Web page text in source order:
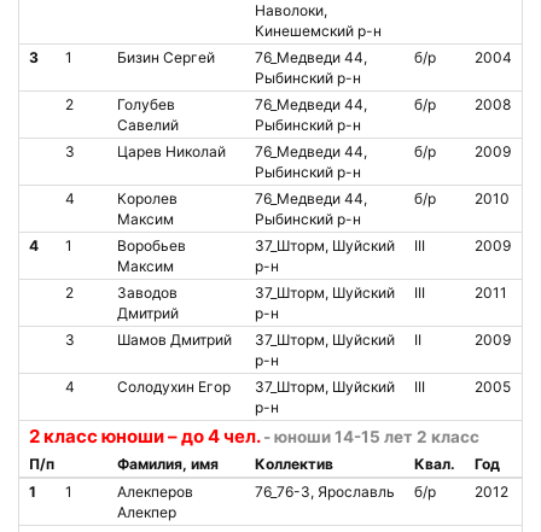
Наволоки,
Кинешемский р-н
3 1 Бизин Сергей
76_Медведи 44,
Рыбинский р-н
б/р 2004
2
Голубев
Савелий
76_Медведи 44,
Рыбинский р-н
б/р 2008
3 Царев Николай
76_Медведи 44,
Рыбинский р-н
б/р 2009
4
Королев
Максим
76_Медведи 44,
Рыбинский р-н
б/р 2010
4 1
Воробьев
Максим
37_Шторм, Шуйский
р-н
III 2009
2
Заводов
Дмитрий
37_Шторм, Шуйский
р-н
III 2011
3 Шамов Дмитрий
37_Шторм, Шуйский
р-н
II 2009
4 Солодухин Егор
37_Шторм, Шуйский
р-н
III 2005
2 класс юноши – до 4 чел. - юноши 14-15 лет 2 класс
П/п Фамилия, имя Коллектив Квал.
Год
1
1
Алекперов
Алекпер
76_76-3, Ярославль б/р 2012